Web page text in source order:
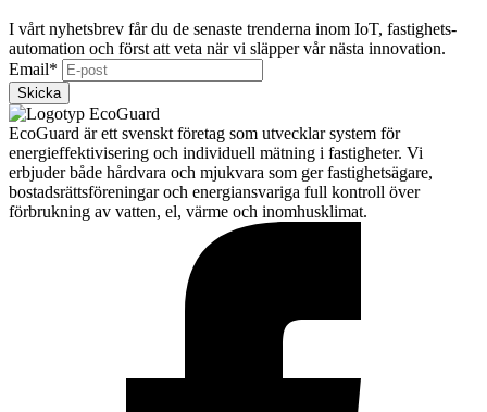
I vårt nyhetsbrev får du de senaste trenderna inom IoT, fastighets­
automation och först att veta när vi släpper vår nästa innovation.
Email*
Skicka
EcoGuard är ett svenskt företag som utvecklar system för
energieffektivisering och individuell mätning i fastigheter. Vi
erbjuder både hårdvara och mjukvara som ger fastighetsägare,
bostadsrättsföreningar och energiansvariga full kontroll över
förbrukning av vatten, el, värme och inomhusklimat.